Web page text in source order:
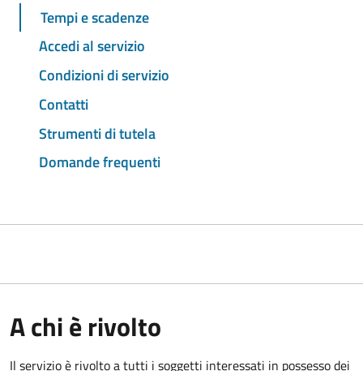
Tempi e scadenze
Accedi al servizio
Condizioni di servizio
Contatti
Strumenti di tutela
Domande frequenti
A chi è rivolto
Il servizio è rivolto a tutti i soggetti interessati in possesso dei